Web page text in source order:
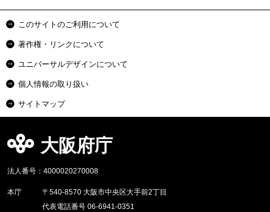
このサイトのご利用について
著作権・リンクについて
ユニバーサルデザインについて
個人情報の取り扱い
サイトマップ
大阪府庁
法人番号：4000020270008
本庁
〒540-8570 大阪市中央区大手前2丁目
代表電話番号 06-6941-0351